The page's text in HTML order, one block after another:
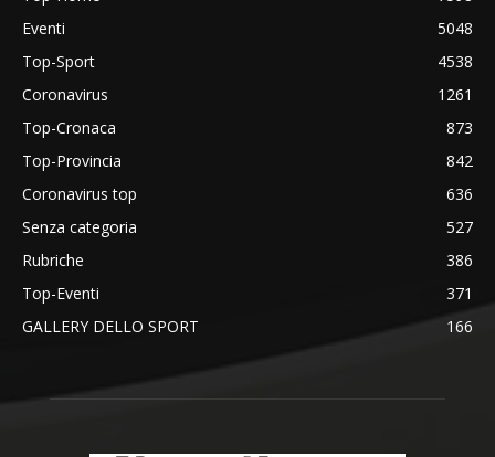
Eventi
5048
Top-Sport
4538
Coronavirus
1261
Top-Cronaca
873
Top-Provincia
842
Coronavirus top
636
Senza categoria
527
Rubriche
386
Top-Eventi
371
GALLERY DELLO SPORT
166